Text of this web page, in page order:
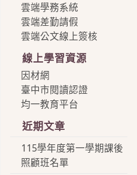
雲端學務系統
雲端差勤請假
雲端公文線上簽核
線上學習資源
因材網
臺中市閱讀認證
均一教育平台
近期文章
115學年度第一學期課後
照顧班名單